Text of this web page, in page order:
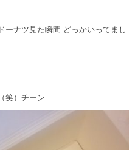
ーナツ見た瞬間 どっかいってまし
笑）チーン